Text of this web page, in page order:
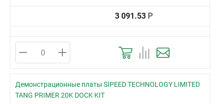
3 091.53 Р
Демонстрационные платы SIPEED TECHNOLOGY LIMITED
TANG PRIMER 20K DOCK KIT